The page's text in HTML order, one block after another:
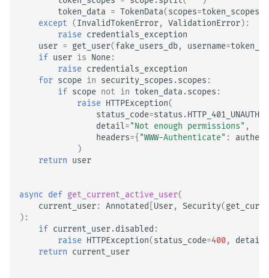
token_data = TokenData(scopes=token_scopes
except (InvalidTokenError, ValidationError):
raise credentials_exception
user = get_user(fake_users_db, username=
if user is None:
raise credentials_exception
for scope in security_scopes .scopes :
if scope not in token_data .scopes :
raise HTTPException(
status_code=status .
detail="Not enough permissions" ,
headers={ "WWW-Authenticate" :
)
return user
async def get_current_active_user(
current_user: Annotated User, Security(
):
if current_user.disabled :
raise HTTPException(status_code=400, detail
return current_user